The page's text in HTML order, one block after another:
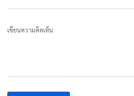
เขียนความคิดเห็น